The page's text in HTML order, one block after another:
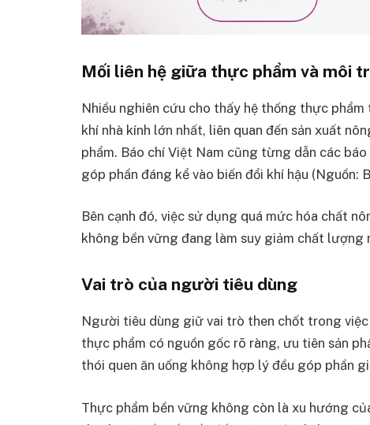
Mối liên hệ giữa thực phẩm và môi
Nhiều nghiên cứu cho thấy hệ thống thực
khí nhà kính lớn nhất, liên quan đến sản xuất
phẩm. Báo chí Việt Nam cũng từng dẫn các
góp phần đáng kể vào biến đổi khí hậu (Nguồn:
Bên cạnh đó, việc sử dụng quá mức hóa chất
không bền vững đang làm suy giảm chất
Vai trò của người tiêu dùng
Người tiêu dùng giữ vai trò then chốt trong
thực phẩm có nguồn gốc rõ ràng, ưu tiên sản
thói quen ăn uống không hợp lý đều góp phần
Thực phẩm bền vững không còn là xu hướng